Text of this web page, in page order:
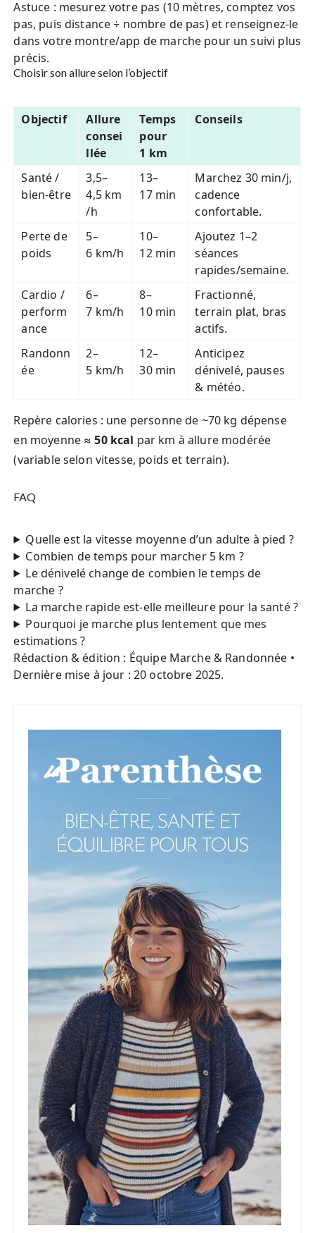
Astuce : mesurez votre pas (10 mètres, comptez vos
pas, puis distance ÷ nombre de pas) et renseignez-le
dans votre montre/app de marche pour un suivi plus
précis.
Choisir son allure selon l’objectif
Objectif
Allure
consei
llée
Temps
pour
1 km
Conseils
Santé /
bien-être
3,5–
4,5 km
/h
13–
17 min
Marchez 30 min/j,
cadence
confortable.
Perte de
poids
5–
6 km/h
10–
12 min
Ajoutez 1–2
séances
rapides/semaine.
Cardio /
perform
ance
6–
7 km/h
8–
10 min
Fractionné,
terrain plat, bras
actifs.
Randonn
ée
2–
5 km/h
12–
30 min
Anticipez
dénivelé, pauses
& météo.
Repère calories : une personne de ~70 kg dépense
en moyenne ≈50 kcal par km à allure modérée
(variable selon vitesse, poids et terrain).
FAQ
Quelle est la vitesse moyenne d’un adulte à pied ?
Combien de temps pour marcher 5 km ?
Le dénivelé change de combien le temps de
marche ?
La marche rapide est-elle meilleure pour la santé ?
Pourquoi je marche plus lentement que mes
estimations ?
Rédaction & édition : Équipe Marche & Randonnée •
Dernière mise à jour : 20 octobre 2025.